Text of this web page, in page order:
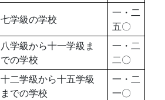
七学級の学校
一・二
五〇
八学級から十一学級ま
での学校
一・二
二〇
十二学級から十五学級
までの学校
一・二
一〇